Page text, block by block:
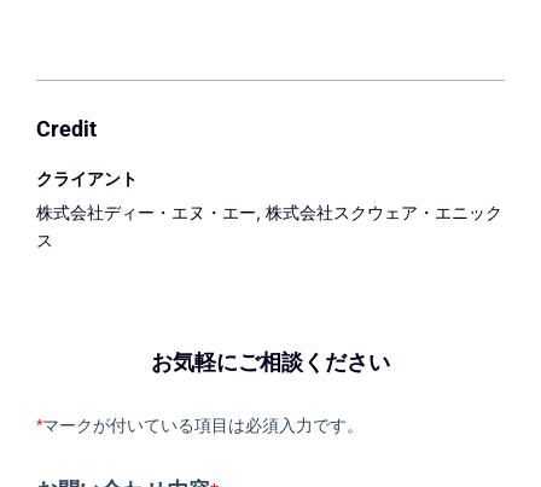
Credit
クライアント
株式会社ディー・エヌ・エー, 株式会社スクウェア・エニック
ス
お気軽にご相談ください